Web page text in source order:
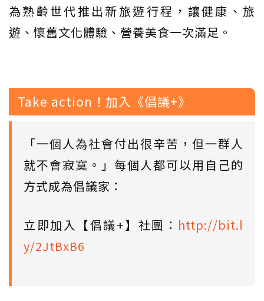
為熟齡世代推出新旅遊行程，讓健康、旅
遊、懷舊文化體驗、營養美食一次滿足。
Take action！加入《倡議+》
「一個人為社會付出很辛苦，但一群人
就不會寂寞。」每個人都可以用自己的
方式成為倡議家：
立即加入【倡議+】社團： http://bit.l
y/2JtBxB6